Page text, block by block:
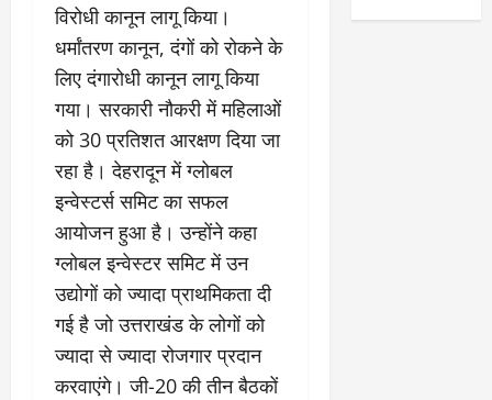
विरोधी कानून लागू किया।
धर्मांतरण कानून, दंगों को रोकने के
लिए दंगारोधी कानून लागू किया
गया। सरकारी नौकरी में महिलाओं
को 30 प्रतिशत आरक्षण दिया जा
रहा है। देहरादून में ग्लोबल
इन्वेस्टर्स समिट का सफल
आयोजन हुआ है। उन्होंने कहा
ग्लोबल इन्वेस्टर समिट में उन
उद्योगों को ज्यादा प्राथमिकता दी
गई है जो उत्तराखंड के लोगों को
ज्यादा से ज्यादा रोजगार प्रदान
करवाएंगे। जी-20 की तीन बैठकों